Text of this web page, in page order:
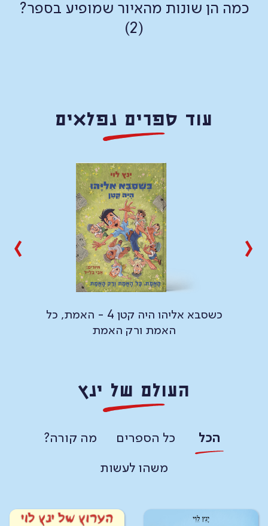
כמה הן שונות מהאיור שמופיע בספר?
(2)
עוד ספרים נפלאים
כשסבא אליהו היה קטן 3 - אין כמו
בבית
העולם של ינץ
הכל כל הספרים מה קורה?
משהו לעשות